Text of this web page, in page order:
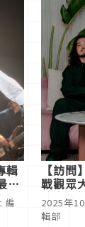
輯
能
編
【訪
戰觀眾
熬夜習
吧！」
2025年
輯部